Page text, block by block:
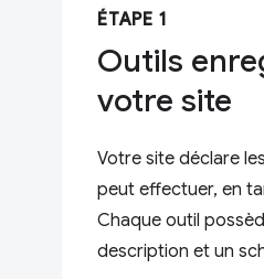
ÉTAPE 1
Outils
votre site
Votre site déclare
peut effectuer, en
Chaque outil
description et un